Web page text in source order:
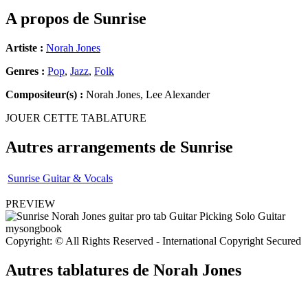
A propos de Sunrise
Artiste : Norah Jones
Genres : Pop, Jazz, Folk
Compositeur(s) : Norah Jones, Lee Alexander
JOUER CETTE TABLATURE
Autres arrangements de Sunrise
Sunrise Guitar & Vocals
PREVIEW
Copyright: © All Rights Reserved - International Copyright Secured
Autres tablatures de Norah Jones